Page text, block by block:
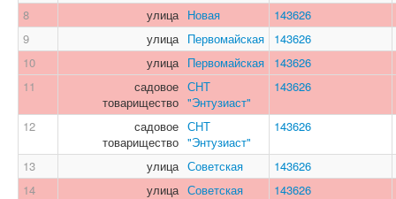
8
улица Новая
143626
9
улица Первомайская
143626
10
улица Первомайская
143626
11
садовое
товарищество
СНТ
"Энтузиаст"
143626
12
садовое
товарищество
СНТ
"Энтузиаст"
143626
13 улица Советская
143626
14
улица Советская
143626